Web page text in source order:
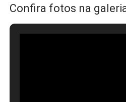
Confira fotos na